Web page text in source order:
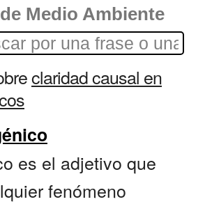
Medio Ambiente
claridad causal en
es el adjetivo que
fenómeno